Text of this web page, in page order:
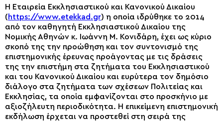
Η Εταιρεία Eκκλησιαστικού και Κανονικού Δικαίου
(https://www.etekkad.gr) η οποία ιδρύθηκε το 2014
από τον καθηγητή Εκκλησιαστικού Δικαίου της
Νομικής Αθηνών κ. Ιωάννη Μ. Κονιδάρη, έχει ως κύριο
σκοπό της την προώθηση και τον συντονισμό της
επιστημονικής έρευνας προάγοντας με τις δράσεις
της την επιστήμη στα ζητήματα του Εκκλησιαστικού
και του Κανονικού Δικαίου και ευρύτερα τον δημόσιο
διάλογο στα ζητήματα των σχέσεων Πολιτείας και
Εκκλησίας, τα οποία εμφανίζονται στο προσκήνιο με
αξιοζήλευτη περιοδικότητα. Η επικείμενη επιστημονική
εκδήλωση έρχεται να προστεθεί στη σειρά της